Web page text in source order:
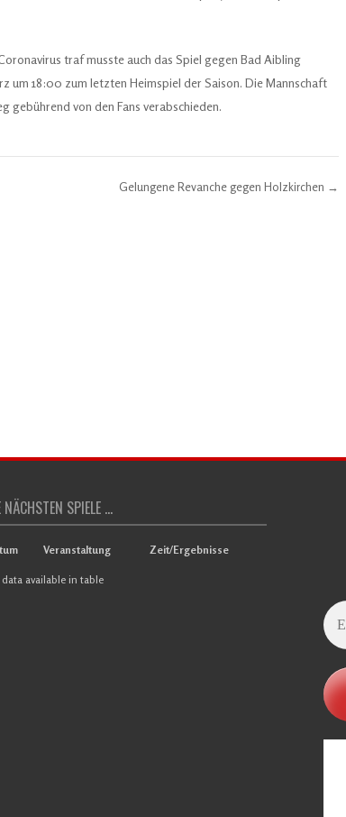
traf musste auch das Spiel gegen Bad Aibling
um 18:00 zum letzten Heimspiel der Saison. Die Mannschaft
gebührend von den Fans verabschieden.
Gelungene Revanche gegen Holzkirchen →
NÄCHSTEN SPIELE ...
Veranstaltung Zeit/Ergebnisse
available in table